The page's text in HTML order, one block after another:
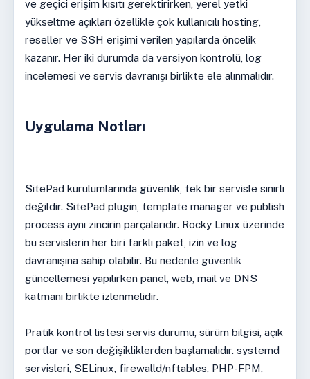
ve geçici erişim kısıtı gerektirirken, yerel yetki
yükseltme açıkları özellikle çok kullanıcılı hosting,
reseller ve SSH erişimi verilen yapılarda öncelik
kazanır. Her iki durumda da versiyon kontrolü, log
incelemesi ve servis davranışı birlikte ele alınmalıdır.
Uygulama Notları
SitePad kurulumlarında güvenlik, tek bir servisle sınırlı
değildir. SitePad plugin, template manager ve publish
process aynı zincirin parçalarıdır. Rocky Linux üzerinde
bu servislerin her biri farklı paket, izin ve log
davranışına sahip olabilir. Bu nedenle güvenlik
güncellemesi yapılırken panel, web, mail ve DNS
katmanı birlikte izlenmelidir.
Pratik kontrol listesi servis durumu, sürüm bilgisi, açık
portlar ve son değişikliklerden başlamalıdır. systemd
servisleri, SELinux, firewalld/nftables, PHP-FPM,